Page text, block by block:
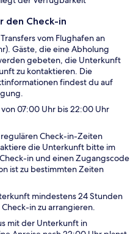
den Check-in
vom Flughafen an
Gäste, die eine Abholung
gebeten, die Unterkunft
zu kontaktieren. Die
findest du auf
07:00 Uhr bis 22:00 Uhr
Check-in-Zeiten
die Unterkunft bitte im
in und einen Zugangscode
ist zu bestimmten Zeiten
mindestens 24 Stunden
in zu arrangieren.
mit der Unterkunft in